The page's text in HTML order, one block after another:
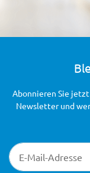
Newsletter-
Abonnieren Sie
Newsletter und